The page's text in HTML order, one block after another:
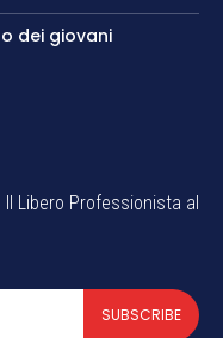
dei giovani
Libero Professionista al
SUBSCRIBE